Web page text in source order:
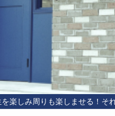
を楽しみ周りも楽しませる！そ